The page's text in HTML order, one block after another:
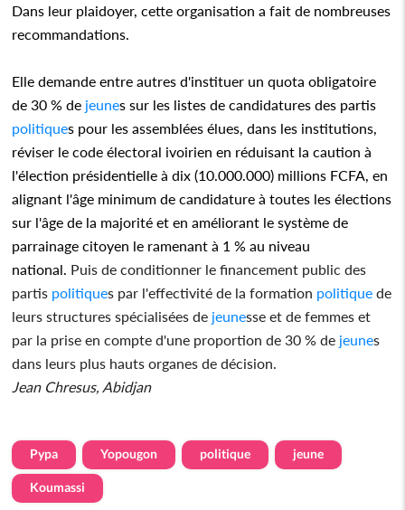
Dans leur plaidoyer, cette organisation a fait de nombreuses
recommandations.
Elle demande entre autres d'instituer un quota obligatoire
de 30 % de jeunes sur les listes de candidatures des partis
politiques pour les assemblées élues, dans les institutions,
réviser le code électoral ivoirien en réduisant la caution à
l'élection présidentielle à dix (10.000.000) millions FCFA, en
alignant l'âge minimum de candidature à toutes les élections
sur l'âge de la majorité et en améliorant le système de
parrainage citoyen le ramenant à 1 % au niveau
national. Puis de conditionner le financement public des
partis politiques par l'effectivité de la formation politique de
leurs structures spécialisées de jeunesse et de femmes et
par la prise en compte d'une proportion de 30 % de jeunes
dans leurs plus hauts organes de décision.
Jean Chresus, Abidjan
Pypa Yopougon politique jeune
Koumassi